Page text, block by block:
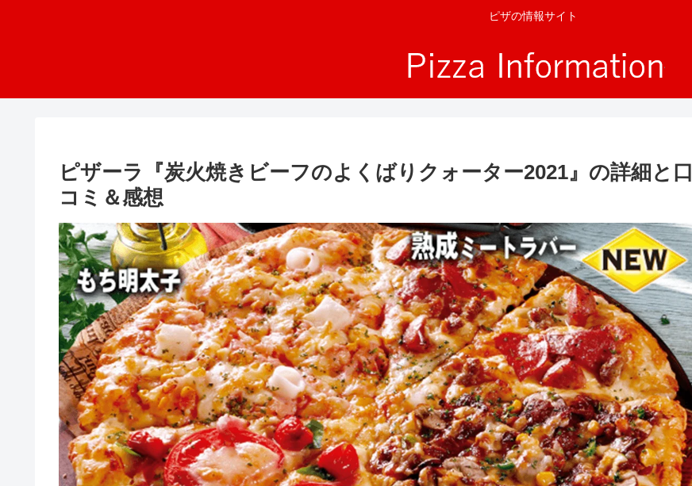
ピザの情報サイト
ピザーラ『炭火焼きビーフのよくばりクォーター2021』の詳細と口
コミ＆感想